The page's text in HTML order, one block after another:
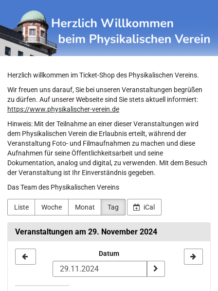
Haupt-
Inhalt
springen
Physikalischer
Verein
Herzlich willkommen im Ticket-Shop des Physikalischen Vereins.
Wir freuen uns darauf, Sie bei unseren Veranstaltungen begrüßen
zu dürfen. Auf unserer Webseite sind Sie stets aktuell informiert:
https://www.physikalischer-verein.de
Hinweis: Mit der Teilnahme an einer dieser Veranstaltungen wird
dem Physikalischen Verein die Erlaubnis erteilt, während der
Veranstaltung Foto- und Filmaufnahmen zu machen und diese
Aufnahmen für seine Öffentlichkeitsarbeit und seine
Dokumentation, analog und digital, zu verwenden. Mit dem Besuch
der Veranstaltung ist Ihr Einverständnis gegeben.
Das Team des Physikalischen Vereins
Liste Woche Monat Tag iCal
Veranstaltungen am 29. November 2024
zur
Anzeige
Datum